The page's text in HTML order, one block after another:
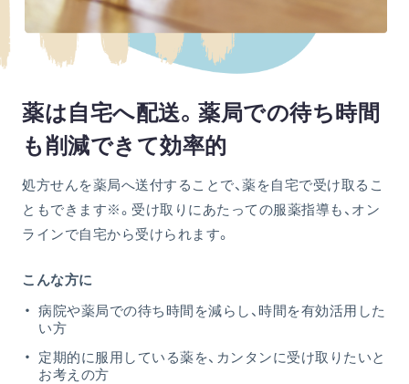
薬は自宅へ配送。薬局での待ち時間
も削減できて効率的
処方せんを薬局へ送付することで、薬を自宅で受け取るこ
ともできます※。受け取りにあたっての服薬指導も、オン
ラインで自宅から受けられます。
こんな方に
病院や薬局での待ち時間を減らし、時間を有効活用した
い方
定期的に服用している薬を、カンタンに受け取りたいと
お考えの方